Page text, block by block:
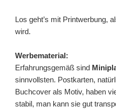
Los geht’s mit Printwerbung,
wird.
Werbematerial:
Erfahrungsgemäß sind
sinnvollsten. Postkarten,
Buchcover als Motiv, haben
stabil, man kann sie gut